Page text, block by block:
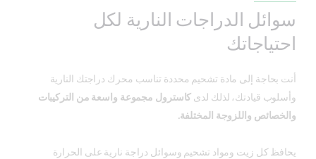
سوائل الدراجات النارية لكل
احتياجاتك
أنت بحاجة إلى مادة تشحيم محددة تناسب محرك دراجتك النارية
وأسلوب قيادتك، لذلك لدى كاسترول مجموعة واسعة من التركيبات
والخصائص واللزوجة المختلفة.
يحافظ كل زيت ومواد تشحيم وسوائل دراجة نارية على الحرارة